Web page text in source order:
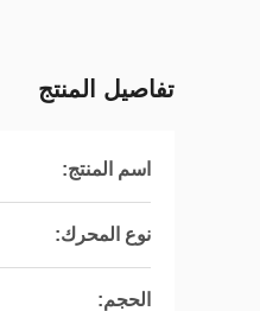
تفاصيل المنتج
اسم المنتج:
نوع المحرك:
الحجم: